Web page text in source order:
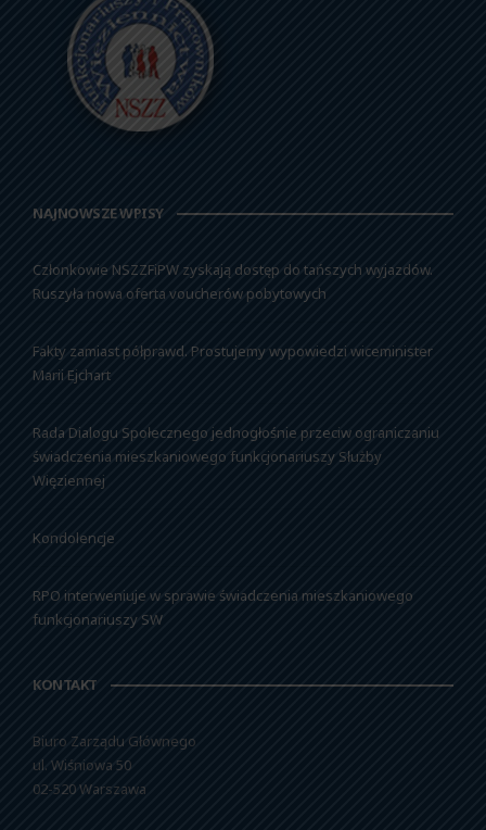
NAJNOWSZE WPISY
Członkowie NSZZFiPW zyskają dostęp do tańszych wyjazdów.
Ruszyła nowa oferta voucherów pobytowych
Fakty zamiast półprawd. Prostujemy wypowiedzi wiceminister
Marii Ejchart
Rada Dialogu Społecznego jednogłośnie przeciw ograniczaniu
świadczenia mieszkaniowego funkcjonariuszy Służby
Więziennej
Kondolencje
RPO interweniuje w sprawie świadczenia mieszkaniowego
funkcjonariuszy SW
KONTAKT
Biuro Zarządu Głównego
ul. Wiśniowa 50
02-520 Warszawa